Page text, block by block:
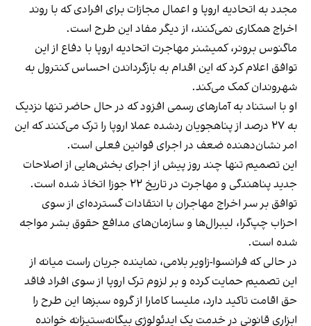
مجدد به اتحادیه اروپا و اعمال مجازات برای افرادی که با روند
اخراج همکاری نمی‌کنند، از دیگر مفاد این طرح است.
ماگنوس برونر، کمیشنر مهاجرت اتحادیه اروپا با دفاع از این
توافق اعلام کرد که این اقدام به بازگرداندن احساس کنترول به
شهروندان کمک می‌کند.
او با استناد به آمارهای رسمی افزود که در حال حاضر تنها نزدیک
به ۲۷ درصد از پناهجویان ردشده عملا اروپا را ترک می‌کنند که این
امر نشان‌دهنده ضعف در اجرای قوانین فعلی است.
این تصمیم تنها چند روز پیش از اجرای بخش‌هایی از اصلاحات
جدید پناهندگی و مهاجرت در تاریخ ۲۲ جوزا اتخاذ شده است.
توافق بر سر اخراج مهاجران با انتقادات گسترده‌ای از سوی
احزاب چپ‌گرا، لیبرال‌ها و سازمان‌های مدافع حقوق بشر مواجه
شده است.
در حالی که فرانسوا-زاویر بلامی، نماینده جریان راست میانه از
این تصمیم حمایت کرده و بر لزوم ترک اروپا از سوی افراد فاقد
حق اقامت تاکید دارد، ملیسا کامارا از گروه سبزها این طرح را
ابزاری قانونی در خدمت یک ایدئولوژی بیگانه‌ستیزانه خوانده